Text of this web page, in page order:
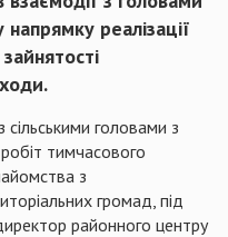
реалізації
головами з
тимчасового
з
громад, під
районного центру